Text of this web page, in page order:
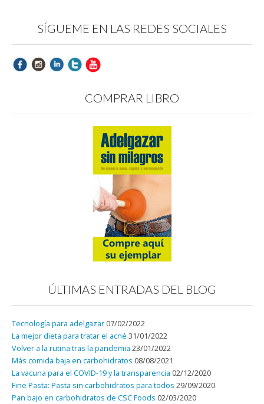
SÍGUEME EN LAS REDES SOCIALES
COMPRAR LIBRO
ÚLTIMAS ENTRADAS DEL BLOG
Tecnología para adelgazar 07/02/2022
La mejor dieta para tratar el acné 31/01/2022
Volver a la rutina tras la pandemia 23/01/2022
Más comida baja en carbohidratos 08/08/2021
La vacuna para el COVID-19 y la transparencia 02/12/2020
Fine Pasta: Pasta sin carbohidratos para todos 29/09/2020
Pan bajo en carbohidratos de CSC Foods 02/03/2020